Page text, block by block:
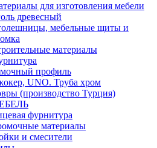
для изготовления мебели
древесный
мебельные щиты и
материалы
профиль
UNO. Труба хром
(производство Турция)
фурнитура
материалы
и смесители